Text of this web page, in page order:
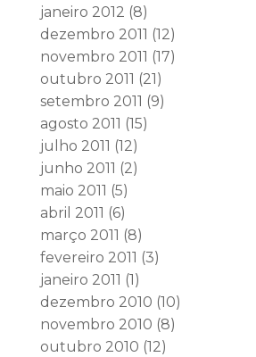
janeiro 2012 (8)
dezembro 2011 (12)
novembro 2011 (17)
outubro 2011 (21)
setembro 2011 (9)
agosto 2011 (15)
julho 2011 (12)
junho 2011 (2)
maio 2011 (5)
abril 2011 (6)
março 2011 (8)
fevereiro 2011 (3)
janeiro 2011 (1)
dezembro 2010 (10)
novembro 2010 (8)
outubro 2010 (12)